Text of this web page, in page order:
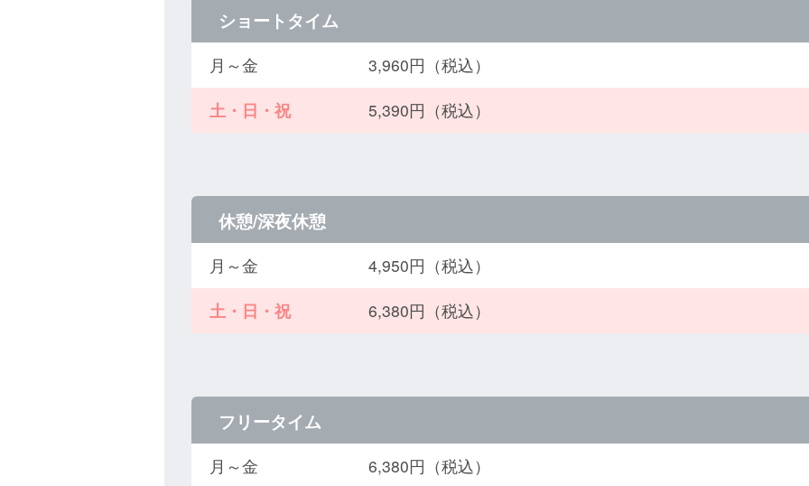
ショートタイム
月～金
3,960円（税込）
土・日・祝
5,390円（税込）
休憩/深夜休憩
月～金
4,950円（税込）
土・日・祝
6,380円（税込）
フリータイム
月～金
6,380円（税込）